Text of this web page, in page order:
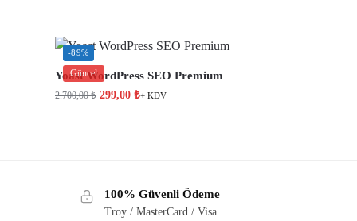
-89%
Güncel
Yoast WordPress SEO Premium
2.700,00₺ 299,00₺+ KDV
100% Güvenli Ödeme
Troy / MasterCard / Visa